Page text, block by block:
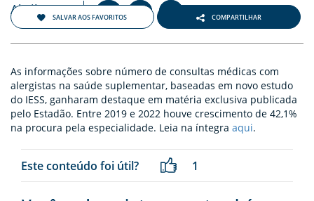
Abril 2024SALVAR AOS FAVORITOS COMPARTILHAR
As informações sobre número de consultas médicas com
alergistas na saúde suplementar, baseadas em novo estudo
do IESS, ganharam destaque em matéria exclusiva publicada
pelo Estadão. Entre 2019 e 2022 houve crescimento de 42,1%
na procura pela especialidade. Leia na íntegra aqui.
Este conteúdo foi útil? 1